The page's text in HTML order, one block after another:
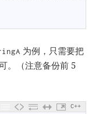
为例，只需要把
。（注意备份前 5
C++